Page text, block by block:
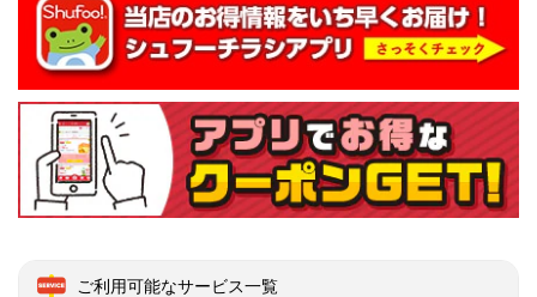
ご利用可能なサービス一覧